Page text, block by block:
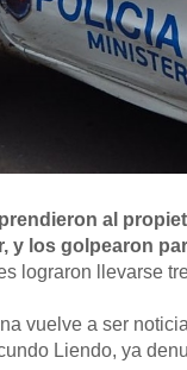
al
y los golpearon
lograron llevarse
vuelve a ser
Liendo, ya